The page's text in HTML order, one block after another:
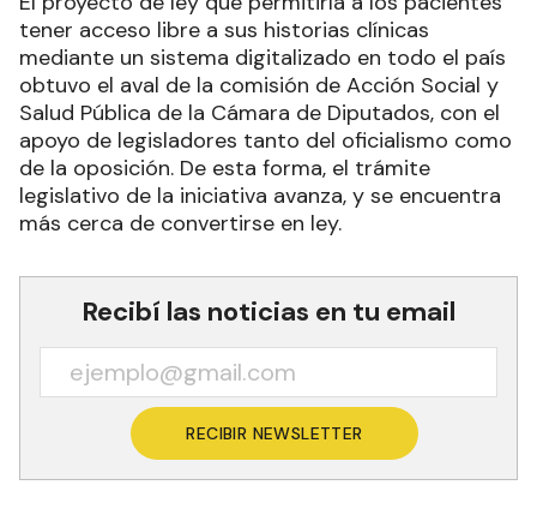
tener acceso libre a sus historias clínicas
mediante un sistema digitalizado en todo el país
obtuvo el aval de la comisión de Acción Social y
Salud Pública de la Cámara de Diputados, con el
apoyo de legisladores tanto del oficialismo como
de la oposición. De esta forma, el trámite
legislativo de la iniciativa avanza, y se encuentra
más cerca de convertirse en ley.
Recibí las noticias en tu email
RECIBIR NEWSLETTER